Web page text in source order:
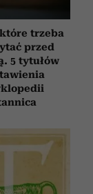
trzeba
przed
5 tytułów